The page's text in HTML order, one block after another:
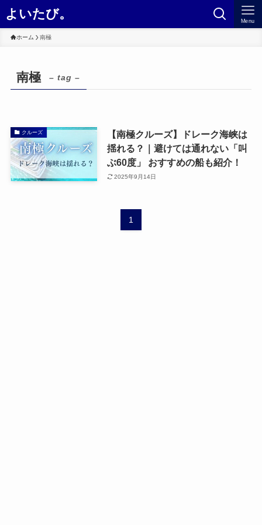
よいたび。 Menu
ホーム 南極
南極 – tag –
クルーズ
【南極クルーズ】ドレーク海峡は
揺れる？｜避けては通れない「叫
ぶ60度」 おすすめの船も紹介！
2025年9月14日
1